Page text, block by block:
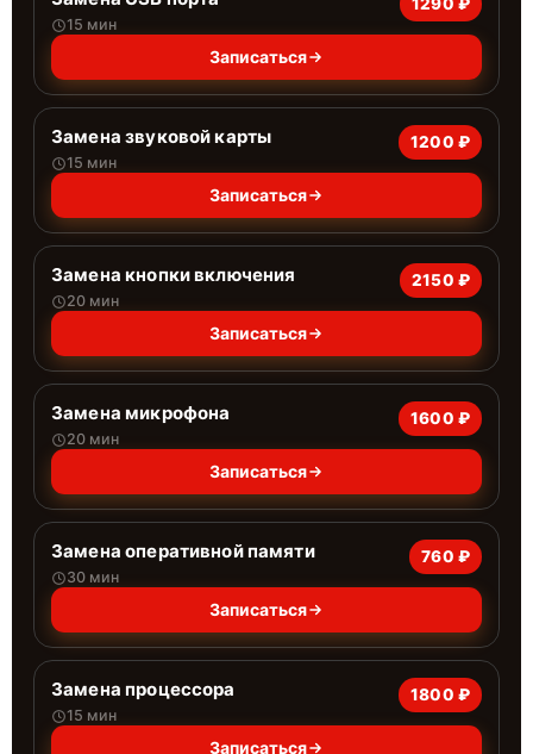
15 мин
Записаться
Замена звуковой карты
15 мин
1200 ₽
Записаться
Замена кнопки включения
20 мин
2150 ₽
Записаться
Замена микрофона
20 мин
1600 ₽
Записаться
Замена оперативной памяти
30 мин
760 ₽
Записаться
Замена процессора
15 мин
1800 ₽
Записаться